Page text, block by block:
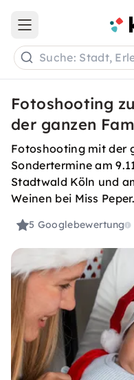
Open main menu
Suche: Stadt,
Fotoshooting
der ganzen
Fotoshooting mit der
Sondertermine am
Stadtwald Köln und
Weinen bei Miss Peper.
5 Googlebewertung